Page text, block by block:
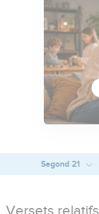
Segond 21
Versets relatifs